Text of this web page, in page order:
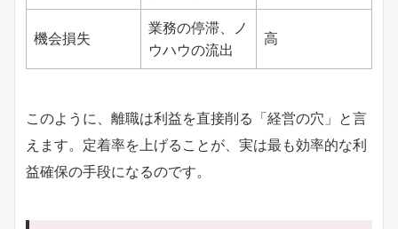
機会損失
業務の停滞、ノ
ウハウの流出
高
このように、離職は利益を直接削る「経営の穴」と言
えます。定着率を上げることが、実は最も効率的な利
益確保の手段になるのです。